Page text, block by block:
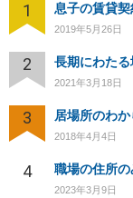
1 息子の賃貸
2019年5月26日
2
2021年3月18日
3
2018年4月4日
4 職場の住所
2023年3月9日